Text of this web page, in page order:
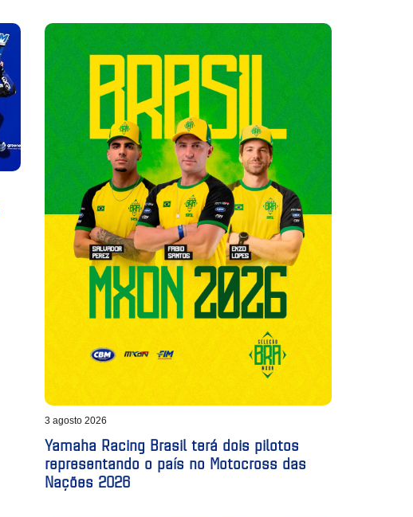
3 agosto 2026
Yamaha Racing Brasil terá dois pilotos
representando o país no Motocross das
Nações 2026